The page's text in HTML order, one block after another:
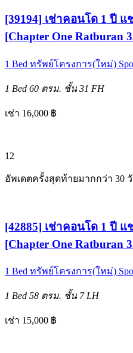
[39194] เช่าคอนโด 1 ปี
[Chapter One Ratburan
1 Bed ทรัพย์โครงการ(ใหม่)
1 Bed 60 ตรม. ชั้น 31 FH
เช่า 16,000 ฿
12
อัพเดตครั้งสุดท้ายมากกว่า 30
[42885] เช่าคอนโด 1 ปี
[Chapter One Ratburan
1 Bed ทรัพย์โครงการ(ใหม่)
1 Bed 58 ตรม. ชั้น 7 LH
เช่า 15,000 ฿